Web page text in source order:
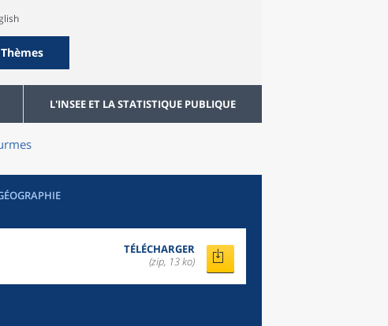
Thèmes
L'INSEE ET LA STATISTIQUE PUBLIQUE
TÉLÉCHARGER
(zip, 13 ko)